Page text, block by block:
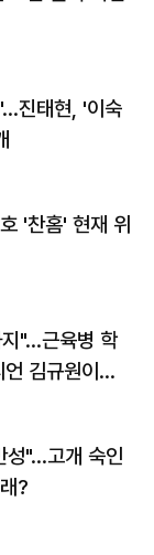
진태현, '이숙
'찬홈' 현재 위
"…근육병 학
김규원이었
성"…고개 숙인
?